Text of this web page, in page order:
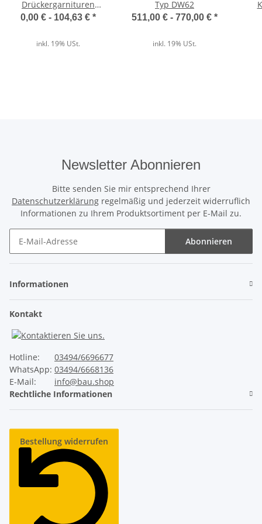
Der direkte Vergleich
Ausgeschäumte Profile
Unser ThermoTeck ✓
✕
Ruhiger Lauf
Unser ThermoTeck
Industrie-Sicherheitsausstattung
Unser ThermoTeck
Normale Billig-Rolltore
Lange Lebensdauer
Drückergarnituren
Kurzschild in Edelstahl |
0,00 € - 104,63 € *
inkl. 19% USt.
Typ DW62
511,00 € - 770,00 € *
inkl. 19% USt.
Newsletter Abonnieren
Bitte senden Sie mir entsprechend Ihrer
Datenschutzerklärung regelmäßig und jederzeit widerruflich
Informationen zu Ihrem Produktsortiment per E-Mail zu.
Abonnieren
Informationen
Kontakt
Hotline:
03494/6696677
WhatsApp: 03494/6668136
E-Mail:
info@bau.shop
Rechtliche Informationen
Bestellung widerrufen